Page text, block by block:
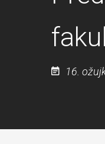
16.